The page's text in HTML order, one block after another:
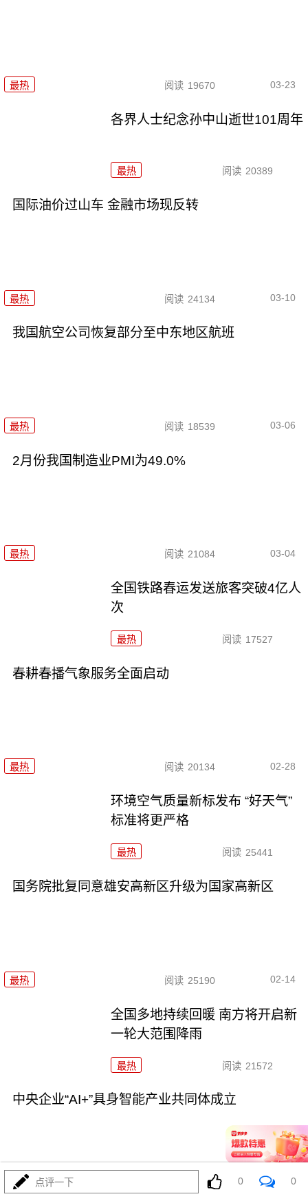
最热 阅读 19670 03-23
各界人士纪念孙中山逝世101周年
最热 阅读 20389
国际油价过山车 金融市场现反转
最热 阅读 24134 03-10
我国航空公司恢复部分至中东地区航班
最热 阅读 18539 03-06
2月份我国制造业PMI为49.0%
最热 阅读 21084 03-04
全国铁路春运发送旅客突破4亿人
次
最热 阅读 17527
春耕春播气象服务全面启动
最热 阅读 20134 02-28
环境空气质量新标发布 “好天气”
标准将更严格
最热 阅读 25441
国务院批复同意雄安高新区升级为国家高新区
最热 阅读 25190 02-14
全国多地持续回暖 南方将开启新
一轮大范围降雨
最热 阅读 21572
中央企业“AI+”具身智能产业共同体成立
最热 阅读 25346
点评一下 0 0